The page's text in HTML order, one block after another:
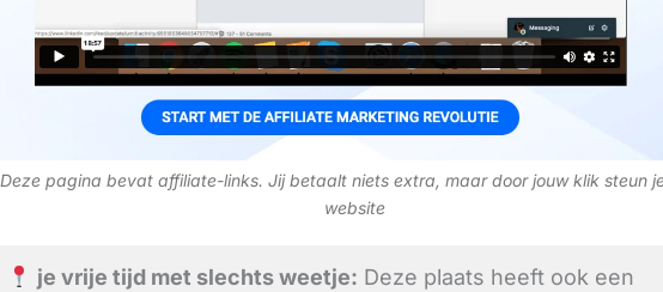
Deze pagina bevat affiliate-links. Jij betaalt niets extra, maar door jouw klik steun
website
je vrije tijd met slechts weetje: Deze plaats heeft ook een